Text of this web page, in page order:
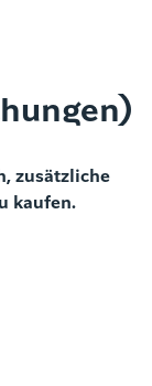
zusätzliche
kaufen.